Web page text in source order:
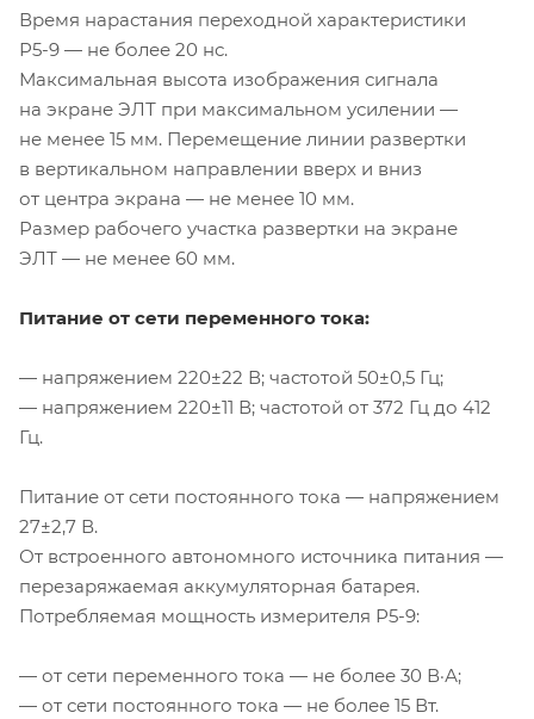
Время нарастания переходной характеристики
Р5-9 — не более 20 нс.
Максимальная высота изображения сигнала
на экране ЭЛТ при максимальном усилении —
не менее 15 мм. Перемещение линии развертки
в вертикальном направлении вверх и вниз
от центра экрана — не менее 10 мм.
Размер рабочего участка развертки на экране
ЭЛТ — не менее 60 мм.
Питание от сети переменного тока:
— напряжением 220±22 В; частотой 50±0,5 Гц;
— напряжением 220±11 В; частотой от 372 Гц до 412
Гц.
Питание от сети постоянного тока — напряжением
27±2,7 В.
От встроенного автономного источника питания —
перезаряжаемая аккумуляторная батарея.
Потребляемая мощность измерителя Р5-9:
— от сети переменного тока — не более 30 В·А;
— от сети постоянного тока — не более 15 Вт.